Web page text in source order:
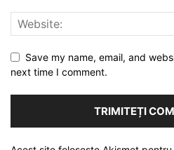
Save my name, email, and
next time I comment.